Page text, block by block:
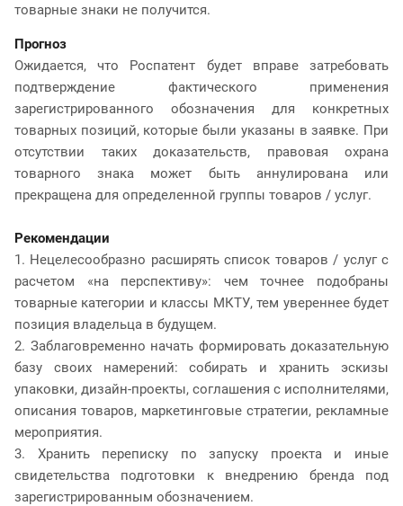
товарные знаки не получится.
Прогноз
Ожидается, что Роспатент будет вправе затребовать
подтверждение фактического применения
зарегистрированного обозначения для конкретных
товарных позиций, которые были указаны в заявке. При
отсутствии таких доказательств, правовая охрана
товарного знака может быть аннулирована или
прекращена для определенной группы товаров / услуг.
Рекомендации
1. Нецелесообразно расширять список товаров / услуг с
расчетом «на перспективу»: чем точнее подобраны
товарные категории и классы МКТУ, тем увереннее будет
позиция владельца в будущем.
2. Заблаговременно начать формировать доказательную
базу своих намерений: собирать и хранить эскизы
упаковки, дизайн-проекты, соглашения с исполнителями,
описания товаров, маркетинговые стратегии, рекламные
мероприятия.
3. Хранить переписку по запуску проекта и иные
свидетельства подготовки к внедрению бренда под
зарегистрированным обозначением.